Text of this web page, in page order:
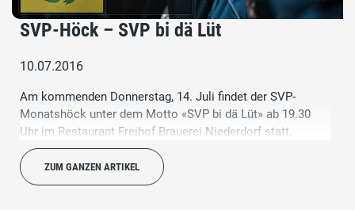
SVP-Höck – SVP bi dä Lüt
10.07.2016
Am kommenden Donnerstag, 14. Juli findet der SVP-
Monatshöck unter dem Motto «SVP bi dä Lüt» ab 19.30
Uhr im Restaurant Freihof Brauerei Niederdorf statt.
ZUM GANZEN ARTIKEL